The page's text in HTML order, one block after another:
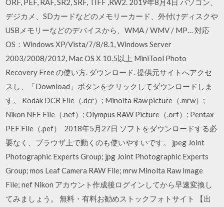
デジカメ、SDカードなどのメモリーカード、外付けディスクや
USBメモリーなどのデバイスから、WMA / WMV / MP… 対応
OS：Windows XP/Vista/7/8/8.1, Windows Server
2003/2008/2012, Mac OS X 10.5以上 MiniTool Photo
Recovery Free の使い方. ダウンロード. 提供元サイトへアクセ
スし、「Download」ボタンをクリックしてダウンロードしま
す。 Kodak DCR File（.dcr）; Minolta Raw picture（.mrw）;
Nikon NEF File（.nef）; Olympus RAW Picture（.orf）; Pentax
PEF File（.pef） 2018年5月27日 ソフトをダウンロードする必
要なく、ブラウザ上で動くのも使いやすいです。 jpeg Joint
Photographic Experts Group; jpg Joint Photographic Experts
Group; mos Leaf Camera RAW File; mrw Minolta Raw Image
File; nef Nikon アカウント作成後ログインしてから早速変換し
てみましょう。 無料・有料お勧めストックフォトサイト 【出